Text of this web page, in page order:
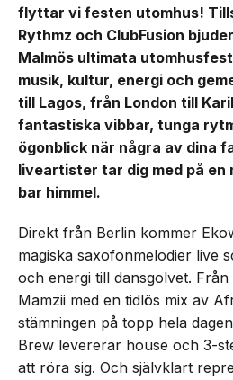
flyttar vi festen utomhus!
Rythmz och ClubFusion
Malmös ultimata
musik, kultur, energi och
till Lagos, från London till
fantastiska vibbar, tunga
ögonblick när några av dina
liveartister tar dig med på en
bar himmel.
Direkt från Berlin kommer
magiska saxofonmelodier live
och energi till dansgolvet.
Mamzii med en tidlös mix av
stämningen på topp hela
Brew levererar house och 3-
att röra sig. Och självklart